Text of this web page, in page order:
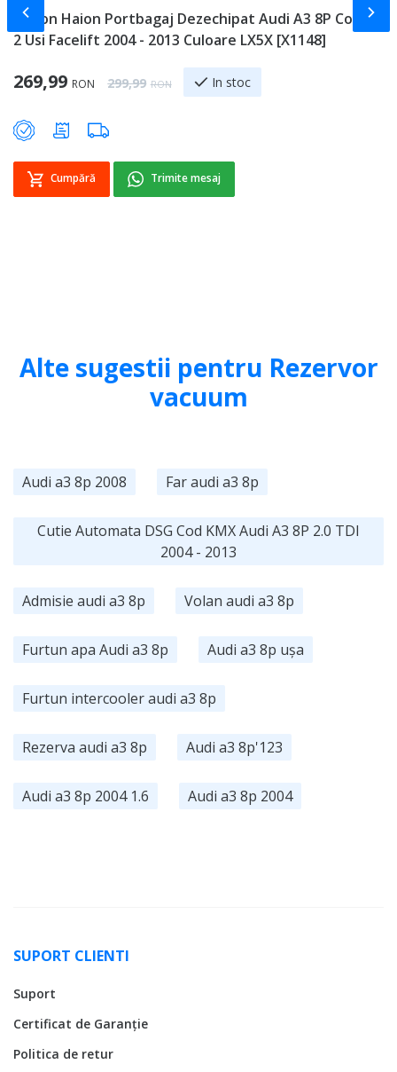
Hayon Haion Portbagaj Dezechipat Audi A3 8P Coupe
2 Usi Facelift 2004 - 2013 Culoare LX5X [X1148]
Special Price
269,99 RON Regular Price
299,99 RON In stoc
Cumpără Trimite mesaj
Slide-ul anterior
Alte sugestii pentru Rezervor
vacuum
Audi a3 8p 2008 Far audi a3 8p
Cutie Automata DSG Cod KMX Audi A3 8P 2.0 TDI
2004 - 2013
Admisie audi a3 8p Volan audi a3 8p
Furtun apa Audi a3 8p Audi a3 8p ușa
Furtun intercooler audi a3 8p
Rezerva audi a3 8p Audi a3 8p'123
Audi a3 8p 2004 1.6 Audi a3 8p 2004
SUPORT CLIENTI
Suport
Certificat de Garanție
Politica de retur